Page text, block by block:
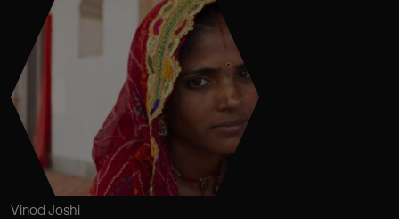
Vinod Joshi